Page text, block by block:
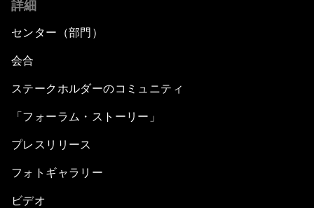
詳細
センター（部門）
会合
ステークホルダーのコミュニティ
「フォーラム・ストーリー」
プレスリリース
フォトギャラリー
ビデオ